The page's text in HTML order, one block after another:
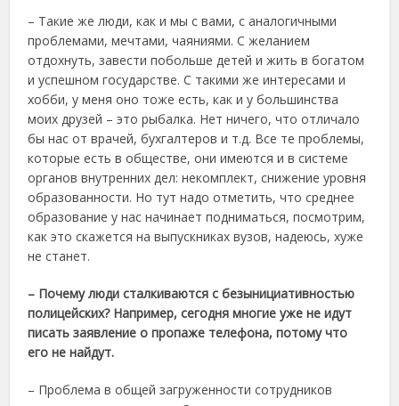
– Такие же люди, как и мы с вами, с аналогичными
проблемами, мечтами, чаяниями. С желанием
отдохнуть, завести побольше детей и жить в богатом
и успешном государстве. С такими же интересами и
хобби, у меня оно тоже есть, как и у большинства
моих друзей – это рыбалка. Нет ничего, что отличало
бы нас от врачей, бухгалтеров и т.д. Все те проблемы,
которые есть в обществе, они имеются и в системе
органов внутренних дел: некомплект, снижение уровня
образованности. Но тут надо отметить, что среднее
образование у нас начинает подниматься, посмотрим,
как это скажется на выпускниках вузов, надеюсь, хуже
не станет.
– Почему люди сталкиваются с безынициативностью
полицейских? Например, сегодня многие уже не идут
писать заявление о пропаже телефона, потому что
его не найдут.
– Проблема в общей загруженности сотрудников